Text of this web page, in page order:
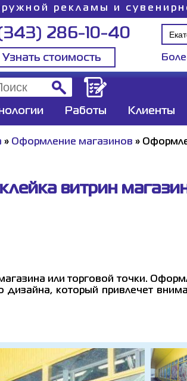
рекламы и
286-10-40
Узнать стоимость
Работы Клиенты
» Оформление магазинов »
витрин
или торговой точки.
дизайна, который привлечет